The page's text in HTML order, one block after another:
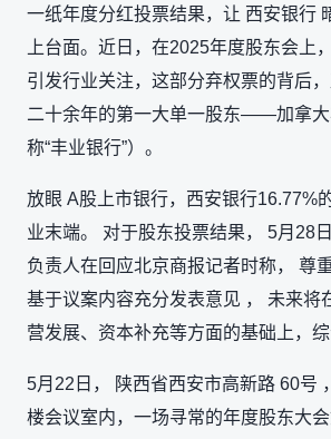
一纸年度分红投票结果，让 西安银行
上台面。近日，在2025年度股东会上
引发行业关注，这部分弃权票的背后
二十余年的第一大单一股东——加拿大
称“丰业银行”）。
放眼 A股上市银行，西安银行16.77%
业末端。 对于股东投票结果， 5月28
负责人在回应北京商报记者时称， 尊
基于议案内容充分发表意见 ， 未来将
营发展、资本补充等方面的基础上，综
5月22日， 陕西省西安市高新路 60号
楼会议室内，一场寻常的年度股东大